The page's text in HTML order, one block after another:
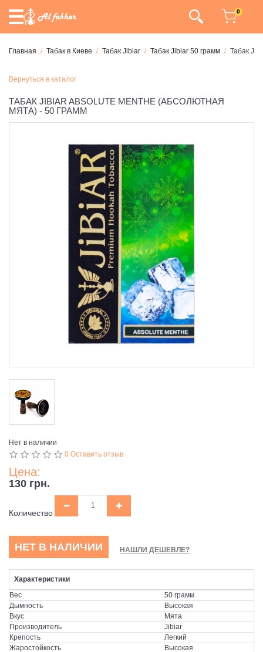
0
Главная Табак в Киеве Табак Jibiar Табак Jibiar 50 грамм Табак
Вернуться в каталог
ТАБАК JIBIAR ABSOLUTE MENTHE (АБСОЛЮТНАЯ
МЯТА) - 50 ГРАММ
Нет в наличии
0 Оставить отзыв
Цена:
130 грн.
Количество
НЕТ В НАЛИЧИИ НАШЛИ ДЕШЕВЛЕ?
Характеристики
Вес
50 грамм
Дымность
Высокая
Вкус
Мята
Производитель
Jibiar
Крепость
Легкий
Жаростойкость
Высокая